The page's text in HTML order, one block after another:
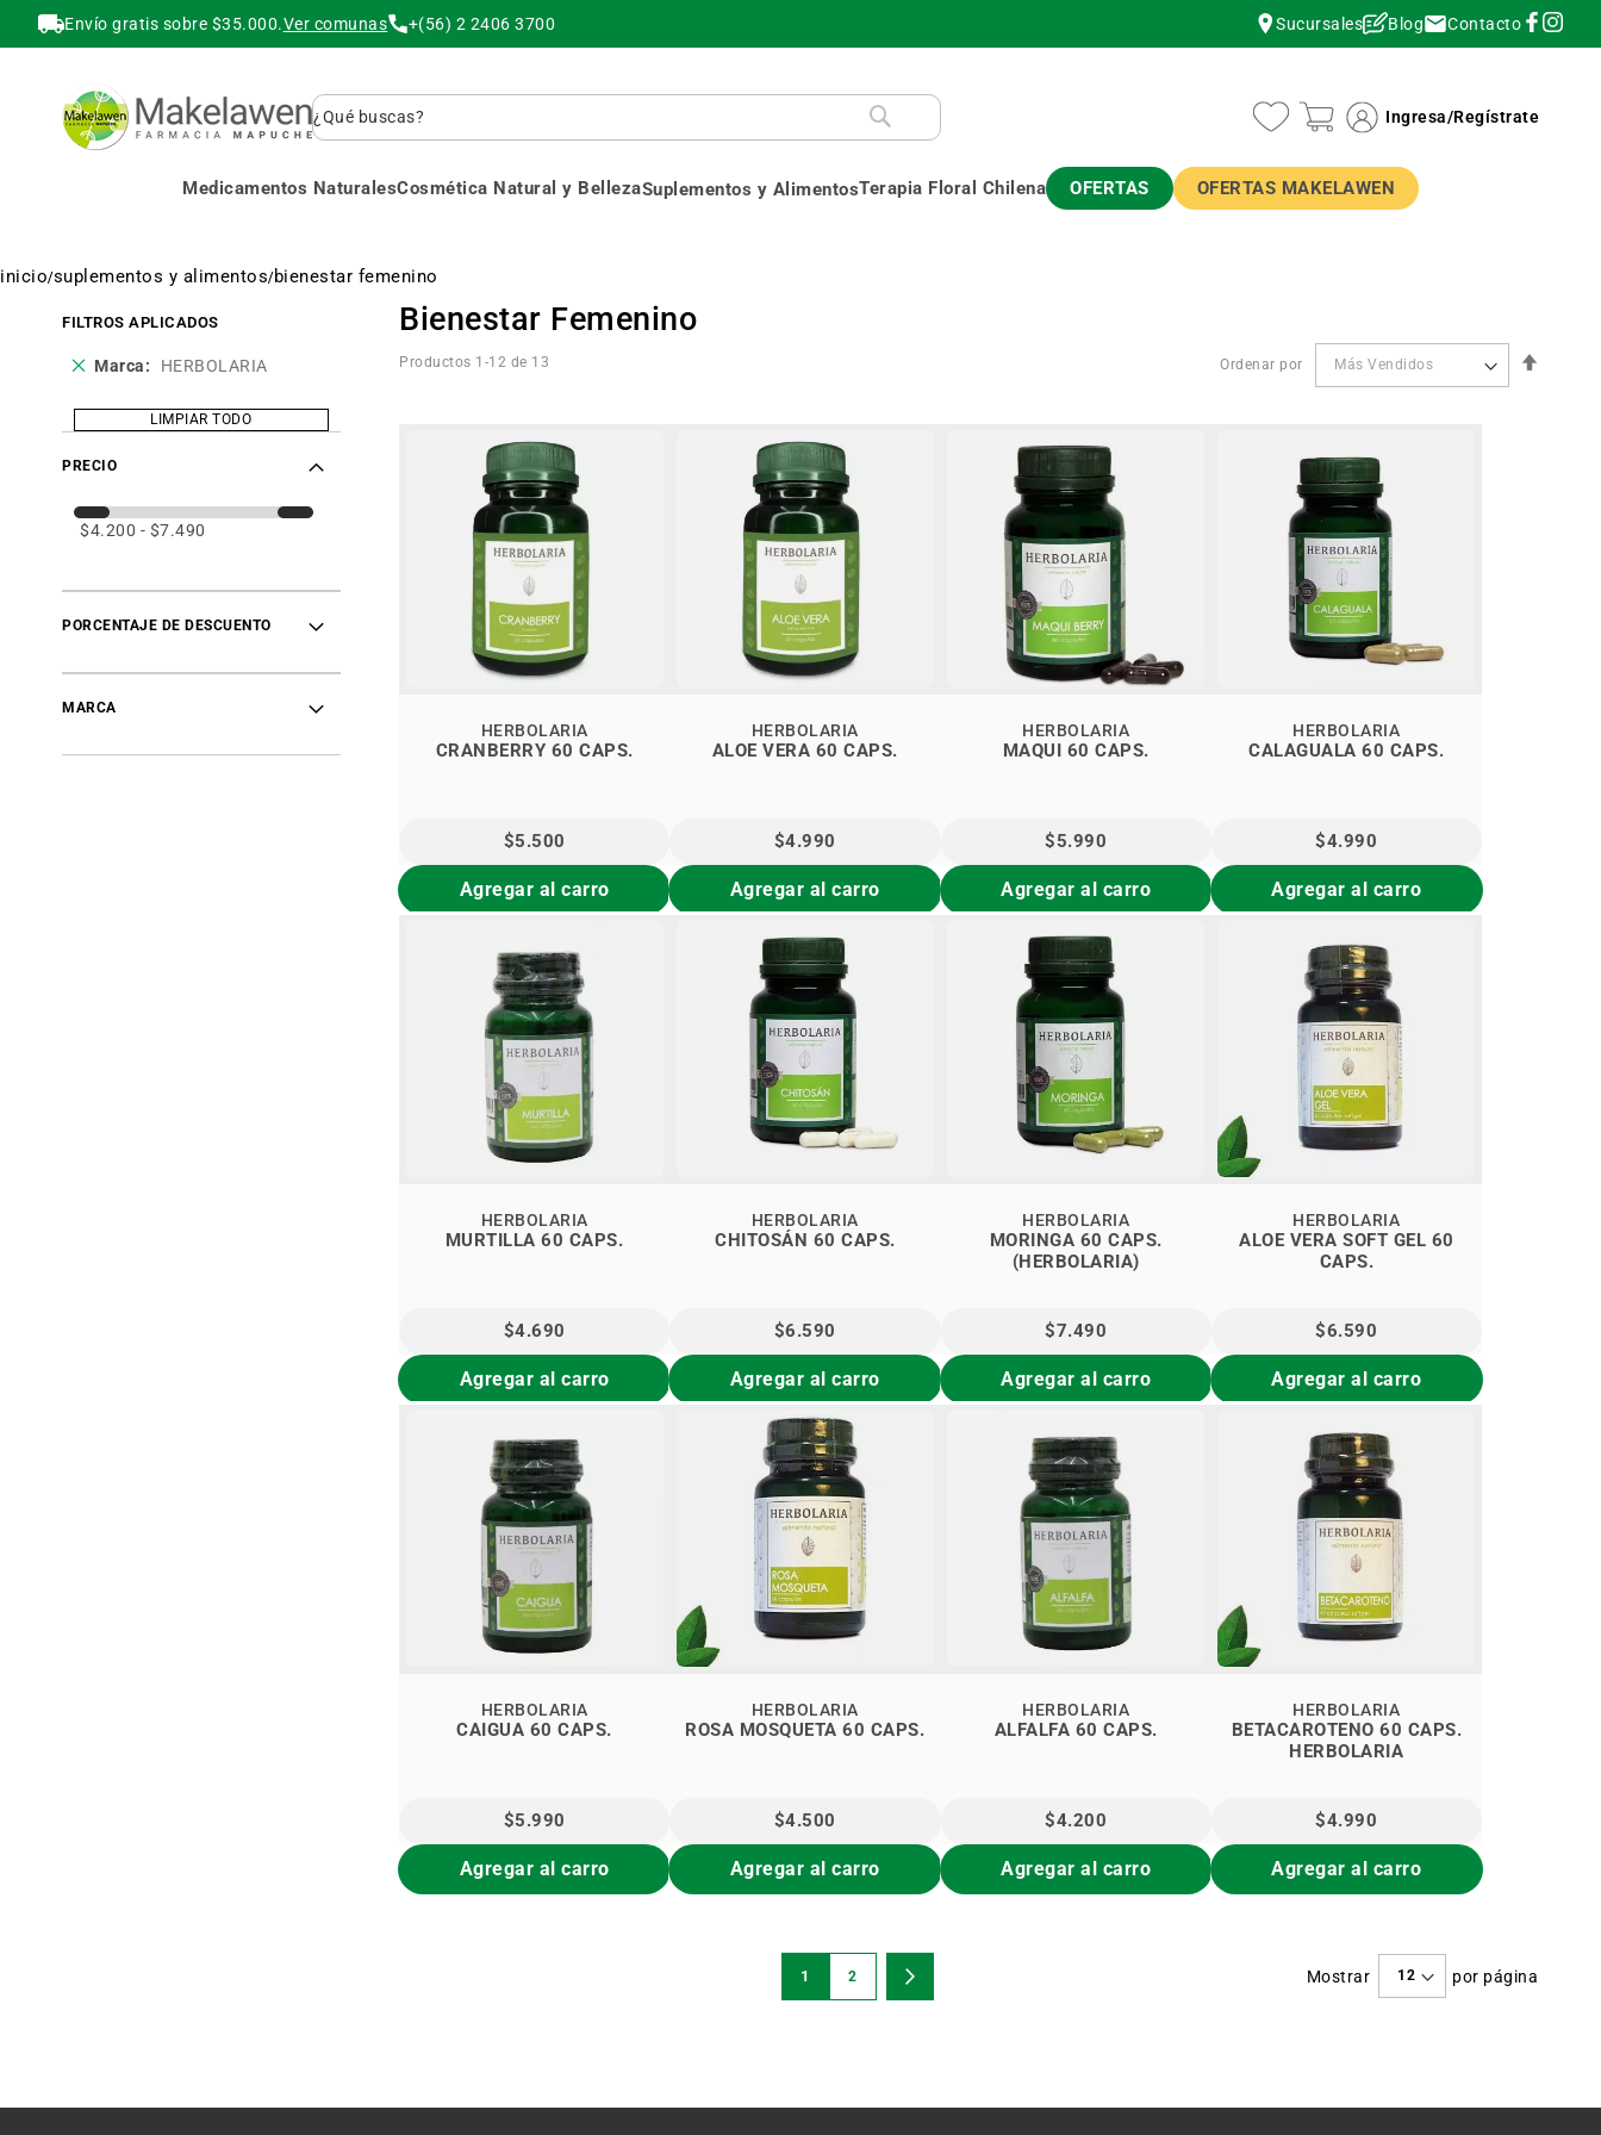
Envío gratis sobre $35.000.Ver comunas +(56) 2 2406 3700 Sucursales Blog Contacto
Buscar
Ingresa/Regístrate
Medicamentos NaturalesCosmética Natural y BellezaSuplementos y AlimentosTerapia Floral Chilena OFERTAS OFERTAS MAKELAWEN
inicio suplementos y alimentos bienestar femenino
Bienestar Femenino
Productos 1 -12 de 13 Ordenar por
CRANBERRY 60 CAPS.
HERBOLARIA
$5.500
Agregar al carro
ALOE VERA 60 CAPS.
HERBOLARIA
$4.990
Agregar al carro
MAQUI 60 CAPS.
HERBOLARIA
$5.990
Agregar al carro
CALAGUALA 60 CAPS.
HERBOLARIA
$4.990
Agregar al carro
MURTILLA 60 CAPS.
HERBOLARIA
$4.690
Agregar al carro
CHITOSÁN 60 CAPS.
HERBOLARIA
$6.590
Agregar al carro
MORINGA 60 CAPS.
(HERBOLARIA)
HERBOLARIA
$7.490
Agregar al carro
ALOE VERA SOFT GEL 60
CAPS.
HERBOLARIA
$6.590
Agregar al carro
CAIGUA 60 CAPS.
HERBOLARIA
$5.990
Agregar al carro
ROSA MOSQUETA 60 CAPS.
HERBOLARIA
$4.500
Agregar al carro
ALFALFA 60 CAPS.
HERBOLARIA
$4.200
Agregar al carro
BETACAROTENO 60 CAPS.
HERBOLARIA
HERBOLARIA
$4.990
Agregar al carro
1
2
Mostrar por página
FILTROS APLICADOS
Marca HERBOLARIA
Eliminar
productoLIMPIAR TODO
PRECIO
$4.200 - $7.490
PORCENTAJE DE DESCUENTO
MARCA